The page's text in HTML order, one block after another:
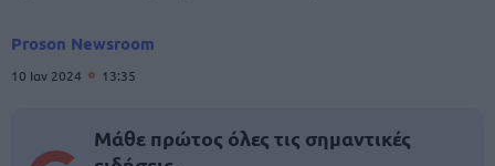
Proson Newsroom
10 Ιαν 2024 13:35
Μάθε πρώτος όλες τις σημαντικές